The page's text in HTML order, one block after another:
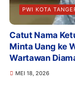
PWI KOTA
Catut Nama
Minta Uang ke
Wartawan
MEI 18, 2026